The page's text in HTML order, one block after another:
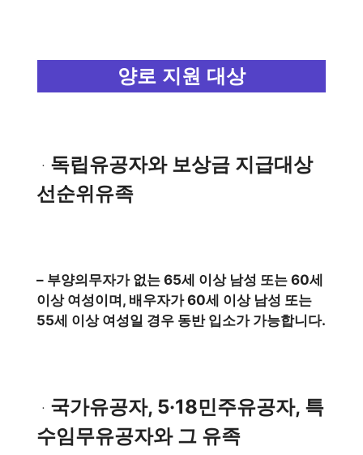
양로 지원 대상
ㆍ 독립유공자와 보상금 지급대상
선순위유족
– 부양의무자가 없는 65세 이상 남성 또는 60세
이상 여성이며, 배우자가 60세 이상 남성 또는
55세 이상 여성일 경우 동반 입소가 가능합니다.
ㆍ 국가유공자, 5·18민주유공자, 특
수임무유공자와 그 유족